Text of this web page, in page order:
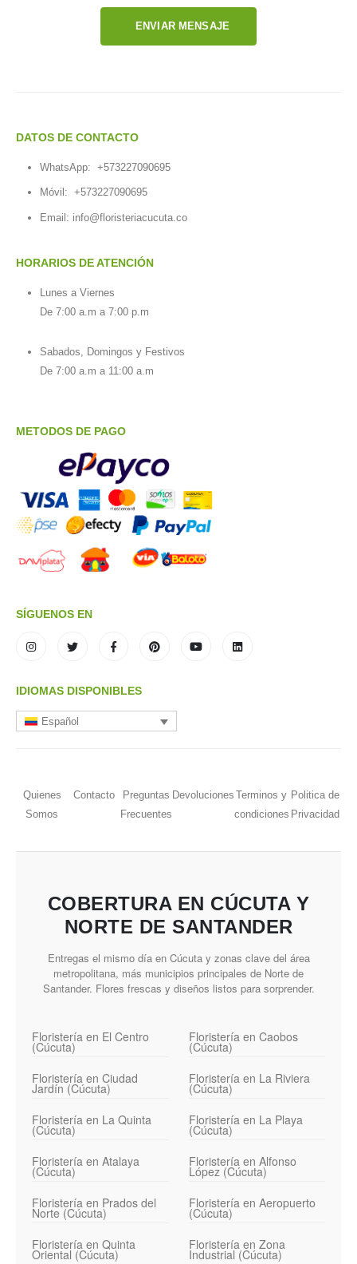
ENVIAR MENSAJE
DATOS DE CONTACTO
WhatsApp: +573227090695
Móvil: +573227090695
Email: info@floristeriacucuta.co
HORARIOS DE ATENCIÓN
Lunes a Viernes
De 7:00 a.m a 7:00 p.m
Sabados, Domingos y Festivos
De 7:00 a.m a 11:00 a.m
METODOS DE PAGO
SÍGUENOS EN
IDIOMAS DISPONIBLES
Español
Quienes
Somos
Contacto
Preguntas
Frecuentes
Devoluciones Terminos y
condiciones
Politica de
Privacidad
COBERTURA EN CÚCUTA Y
NORTE DE SANTANDER
Entregas el mismo día en Cúcuta y zonas clave del área
metropolitana, más municipios principales de Norte de
Santander. Flores frescas y diseños listos para sorprender.
Floristería en El Centro
(Cúcuta)
Floristería en Caobos
(Cúcuta)
Floristería en Ciudad
Jardín (Cúcuta)
Floristería en La Riviera
(Cúcuta)
Floristería en La Quinta
(Cúcuta)
Floristería en La Playa
(Cúcuta)
Floristería en Atalaya
(Cúcuta)
Floristería en Alfonso
López (Cúcuta)
Floristería en Prados del
Norte (Cúcuta)
Floristería en Aeropuerto
(Cúcuta)
Floristería en Quinta
Oriental (Cúcuta)
Floristería en Zona
Industrial (Cúcuta)